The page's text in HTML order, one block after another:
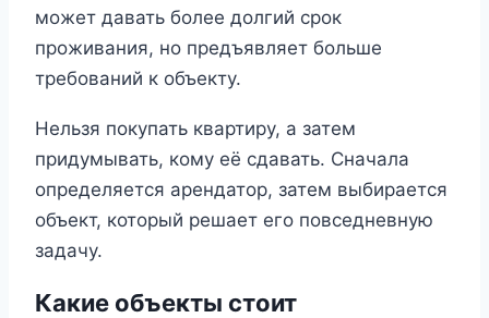
может давать более долгий срок
проживания, но предъявляет больше
требований к объекту.
Нельзя покупать квартиру, а затем
придумывать, кому её сдавать. Сначала
определяется арендатор, затем выбирается
объект, который решает его повседневную
задачу.
Какие объекты стоит